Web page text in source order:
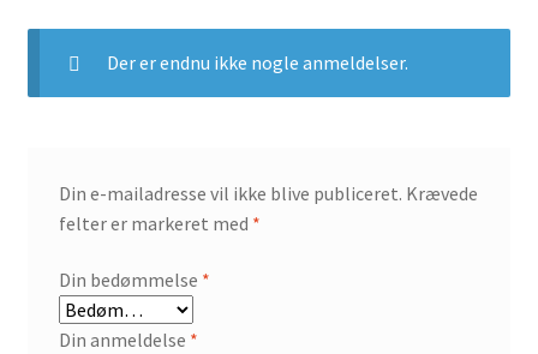
Der er endnu ikke nogle anmeldelser.
Din e-mailadresse vil ikke blive publiceret. Krævede
felter er markeret med *
Din bedømmelse *
Din anmeldelse *